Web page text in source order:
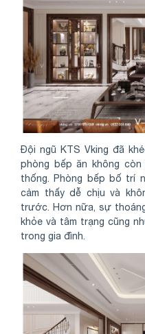
Đội ngũ KTS Vking đã
phòng bếp ăn không
thống. Phòng bếp bố trí
cảm thấy dễ chịu và
trước. Hơn nữa, sự
khỏe và tâm trạng cũng
trong gia đình.